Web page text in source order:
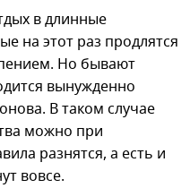
в длинные
на этот раз продлятся
Но бывают
вынужденно
В таком случае
можно при
разнятся, а есть и
вовсе.